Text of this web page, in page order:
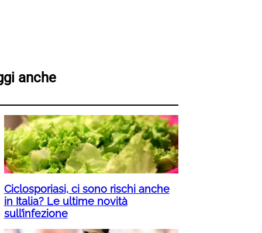
anche
Ciclosporiasi, ci sono rischi anche
in Italia? Le ultime novità
sull’infezione